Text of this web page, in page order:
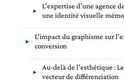
L’expertise d’une agence
une identité visuelle
L’impact du graphisme sur
conversion
Au-delà de l’esthétique :
vecteur de différenciation